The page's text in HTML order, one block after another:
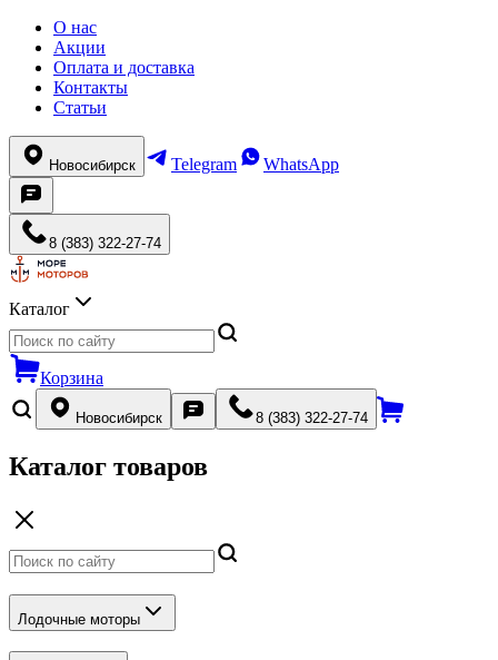
О нас
Акции
Оплата и доставка
Контакты
Статьи
Новосибирск Telegram WhatsApp
8 (383) 322-27-74
Каталог
Корзина
Новосибирск 8 (383) 322-27-74
Каталог товаров
Лодочные моторы